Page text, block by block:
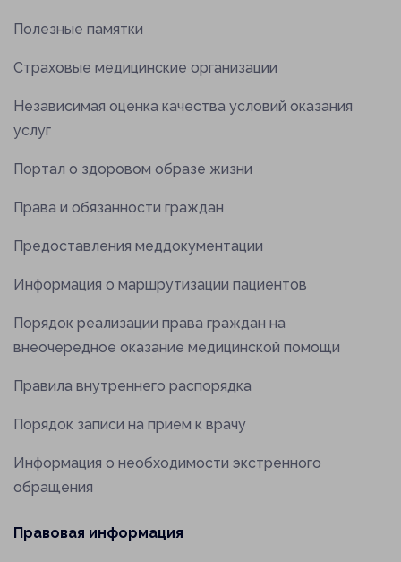
Полезные памятки
Страховые медицинские организации
Независимая оценка качества условий оказания
услуг
Портал о здоровом образе жизни
Права и обязанности граждан
Предоставления меддокументации
Информация о маршрутизации пациентов
Порядок реализации права граждан на
внеочередное оказание медицинской помощи
Правила внутреннего распорядка
Порядок записи на прием к врачу
Информация о необходимости экстренного
обращения
Правовая информация